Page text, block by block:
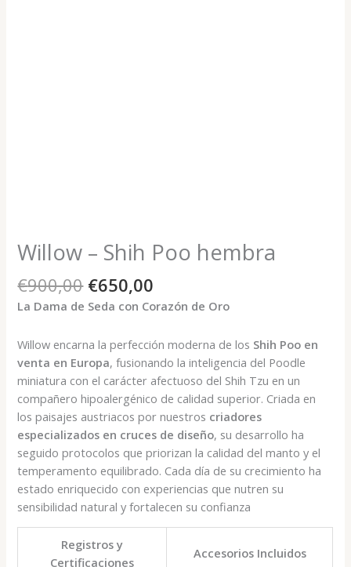
Willow – Shih Poo hembra
€900,00 El
precio
era:
€900,00.
€650,00
precio
es:
€650,00.
La Dama de Seda con Corazón de Oro
Willow encarna la perfección moderna de los Shih Poo en
venta en Europa, fusionando la inteligencia del Poodle
miniatura con el carácter afectuoso del Shih Tzu en un
compañero hipoalergénico de calidad superior. Criada en
los paisajes austriacos por nuestros criadores
especializados en cruces de diseño, su desarrollo ha
seguido protocolos que priorizan la calidad del manto y el
temperamento equilibrado. Cada día de su crecimiento ha
estado enriquecido con experiencias que nutren su
sensibilidad natural y fortalecen su confianza
Registros y
Certificaciones
Accesorios Incluidos